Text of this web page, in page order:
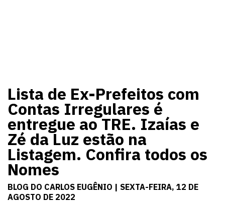
Lista de Ex-Prefeitos com
Contas Irregulares é
entregue ao TRE. Izaías e
Zé da Luz estão na
Listagem. Confira todos os
Nomes
BLOG DO CARLOS EUGÊNIO | SEXTA-FEIRA, 12 DE
AGOSTO DE 2022